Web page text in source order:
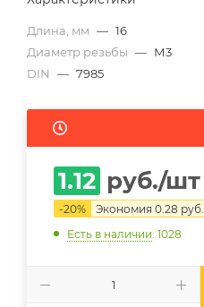
Длина, мм — 16
Диаметр резьбы — М3
DIN
— 7985
1.12 руб./шт
-20% Экономия 0.28 руб.
Есть в наличии: 1028